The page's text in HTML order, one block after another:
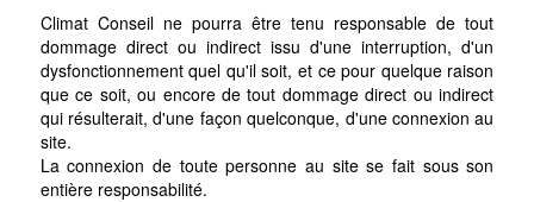
Climat Conseil ne pourra être tenu responsable de tout
dommage direct ou indirect issu d'une interruption, d'un
dysfonctionnement quel qu'il soit, et ce pour quelque raison
que ce soit, ou encore de tout dommage direct ou indirect
qui résulterait, d'une façon quelconque, d'une connexion au
site.
La connexion de toute personne au site se fait sous son
entière responsabilité.